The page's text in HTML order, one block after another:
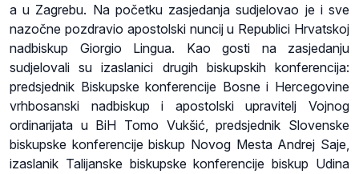
a u Zagrebu. Na početku zasjedanja sudjelovao je i sve
nazočne pozdravio apostolski nuncij u Republici Hrvatskoj
nadbiskup Giorgio Lingua. Kao gosti na zasjedanju
sudjelovali su izaslanici drugih biskupskih konferencija:
predsjednik Biskupske konferencije Bosne i Hercegovine
vrhbosanski nadbiskup i apostolski upravitelj Vojnog
ordinarijata u BiH Tomo Vukšić, predsjednik Slovenske
biskupske konferencije biskup Novog Mesta Andrej Saje,
izaslanik Talijanske biskupske konferencije biskup Udina